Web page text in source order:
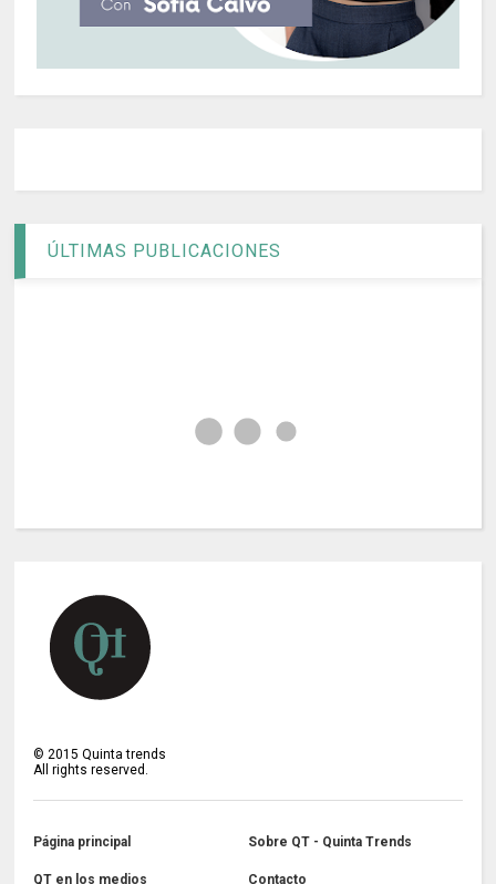
ÚLTIMAS PUBLICACIONES
© 2015 Quinta trends
All rights reserved.
Página principal Sobre QT - Quinta Trends
QT en los medios Contacto